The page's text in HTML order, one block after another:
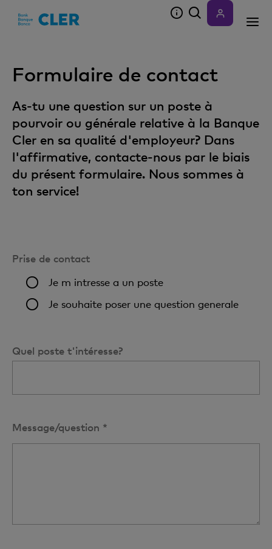
Formulaire de contact
As-tu une question sur un poste à
pourvoir ou générale relative à la Banque
Cler en sa qualité d'employeur? Dans
l'affirmative, contacte-nous par le biais
du présent formulaire. Nous sommes à
ton service!
Prise de contact
Je m intresse a un poste
Je souhaite poser une question generale
Quel poste t'intéresse?
Message/question *